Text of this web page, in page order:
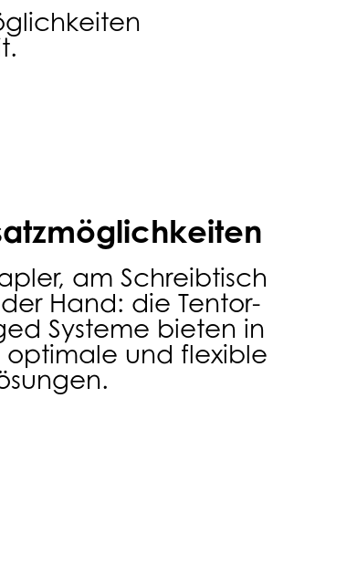
am Schreibtisch
Hand: die Tentor-
Systeme bieten in
optimale und flexible